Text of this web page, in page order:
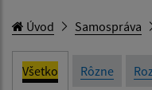
Úvod Samospráva
Všetko Rôzne